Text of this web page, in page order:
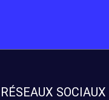
RÉSEAUX SOCIAUX